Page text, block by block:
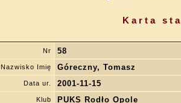
Karta
Nr 58
Nazwisko Imię Góreczny, Tomasz
Data ur. 2001-11-15
Klub PUKS Rodło Opole